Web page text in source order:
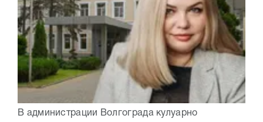
В администрации Волгограда кулуарно